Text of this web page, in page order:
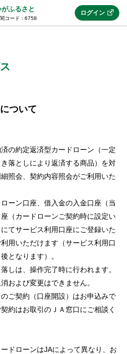
ふるさと
コード : 6758
ットバンク)
ログイン
ついて
の約定返済型カードローン（一定
落としにより返済する商品）を対
照会、契約内容照会がご利用いた
ーン口座、借入金の入金口座（当
（カードローンご契約時に設定い
てサービス利用口座にご登録いた
用いただけます（サービス利用口
となります）。
しは、操作完了時に行われます。
および変更はできません。
ご契約（口座開設）はお申込みで
約はお取引のＪＡ窓口にご相談く
ドローンはJAによって異なり、お